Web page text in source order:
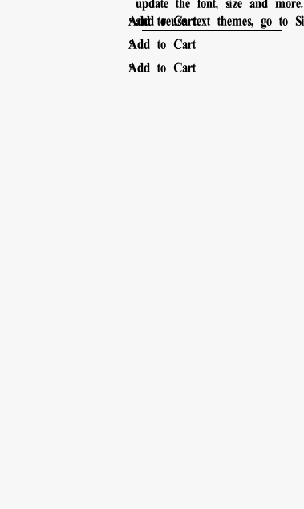
update the font, size and
and reuse text themes, go to
。
Add to Cart
。
Add to Cart
。
Add to Cart